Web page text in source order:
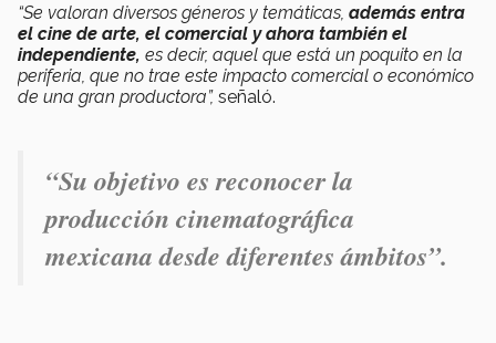
“Se valoran diversos géneros y temáticas, además entra
el cine de arte, el comercial y ahora también el
independiente, es decir, aquel que está un poquito en la
periferia, que no trae este impacto comercial o económico
de una gran productora”, señaló.
“Su objetivo es reconocer la
producción cinematográfica
mexicana desde diferentes ámbitos”.